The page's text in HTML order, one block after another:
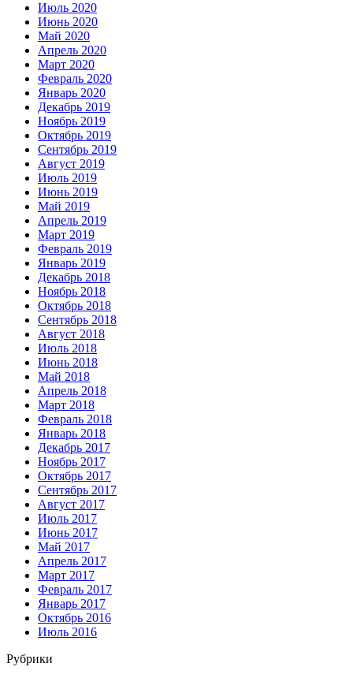
Июль 2020
Июнь 2020
Май 2020
Апрель 2020
Март 2020
Февраль 2020
Январь 2020
Декабрь 2019
Ноябрь 2019
Октябрь 2019
Сентябрь 2019
Август 2019
Июль 2019
Июнь 2019
Май 2019
Апрель 2019
Март 2019
Февраль 2019
Январь 2019
Декабрь 2018
Ноябрь 2018
Октябрь 2018
Сентябрь 2018
Август 2018
Июль 2018
Июнь 2018
Май 2018
Апрель 2018
Март 2018
Февраль 2018
Январь 2018
Декабрь 2017
Ноябрь 2017
Октябрь 2017
Сентябрь 2017
Август 2017
Июль 2017
Июнь 2017
Май 2017
Апрель 2017
Март 2017
Февраль 2017
Январь 2017
Октябрь 2016
Июль 2016
Рубрики